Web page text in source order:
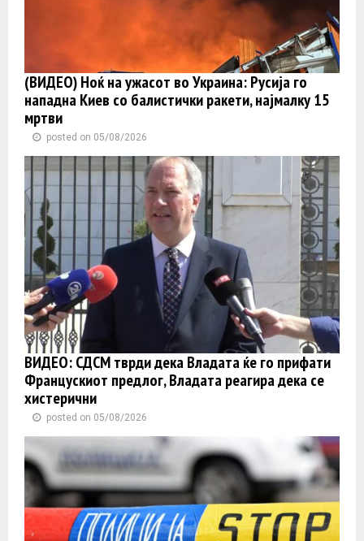
(ВИДЕО) Ноќ на ужасот во Украина: Русија го
нападна Киев со балистички ракети, најмалку 15
мртви
posted on 05/08/2026
ВИДЕО: СДСМ тврди дека Владата ќе го прифати
Францускиот предлог, Владата реагира дека се
хистерични
posted on 05/08/2026